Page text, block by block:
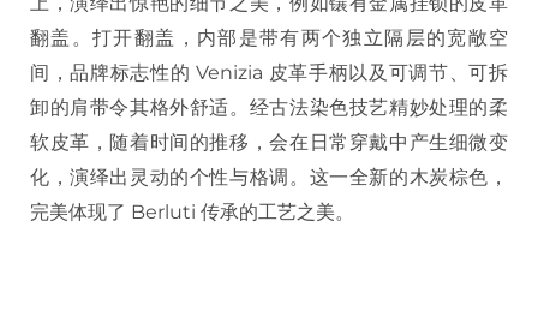
翻盖。打开翻盖，内部是带有两个独立隔层的宽敞空
间，品牌标志性的 Venizia 皮革手柄以及可调节、可拆
卸的肩带令其格外舒适。经古法染色技艺精妙处理的柔
软皮革，随着时间的推移，会在日常穿戴中产生细微变
化，演绎出灵动的个性与格调。这一全新的木炭棕色，
完美体现了 Berluti 传承的工艺之美。